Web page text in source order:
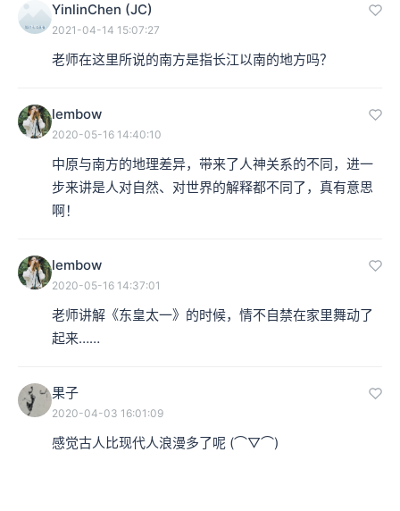
YinlinChen (JC)
2021-04-14 15:07:27
老师在这里所说的南方是指长江以南的地方吗？
lembow
2020-05-16 14:40:10
中原与南方的地理差异，带来了人神关系的不同，进一
步来讲是人对自然、对世界的解释都不同了，真有意思
啊！
lembow
2020-05-16 14:37:01
老师讲解《东皇太一》的时候，情不自禁在家里舞动了
起来……
果子
2020-04-03 16:01:09
感觉古人比现代人浪漫多了呢 (⌒▽⌒)